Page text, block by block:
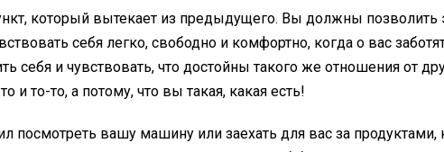
который вытекает из предыдущего. Вы должны позволить
себя легко, свободно и комфортно, когда о вас
себя и чувствовать, что достойны такого же отношения от
и то-то, а потому, что вы такая, какая есть!
посмотреть вашу машину или заехать для вас за продуктами,